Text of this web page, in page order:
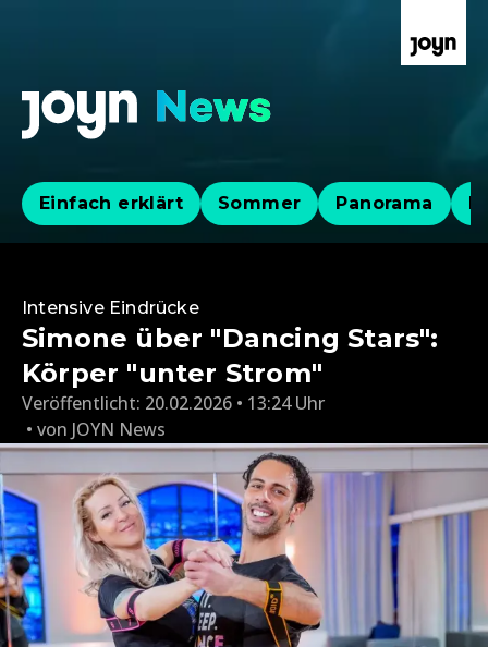
Einfach erklärt Sommer Panorama
Intensive Eindrücke
Simone über "Dancing Stars":
Körper "unter Strom"
Veröffentlicht: 20.02.2026 • 13:24 Uhr
von JOYN News